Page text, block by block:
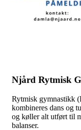
Njård Rytmisk
Rytmisk gymnastikk
kombineres dans og
og køller alt utført til
balanser.